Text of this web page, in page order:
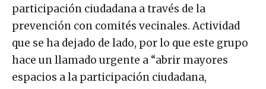
participación ciudadana a través de la
prevención con comités vecinales. Actividad
que se ha dejado de lado, por lo que este grupo
hace un llamado urgente a “abrir mayores
espacios a la participación ciudadana,